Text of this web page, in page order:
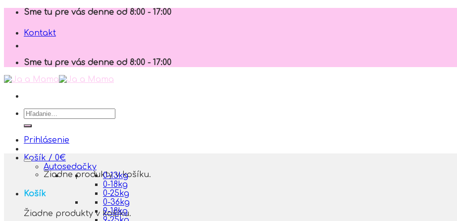
Skip
content
Sme tu pre vás denne od 8:00 - 17:00
Kontakt
Sme tu pre vás denne od 8:00 - 17:00
Hľadať:
Prihlásenie
Košík / 0€
Žiadne produkty v košíku.
Košík
Žiadne produkty v košíku.
Autosedačky
0-13kg
0-18kg
0-25kg
0-36kg
9-18kg